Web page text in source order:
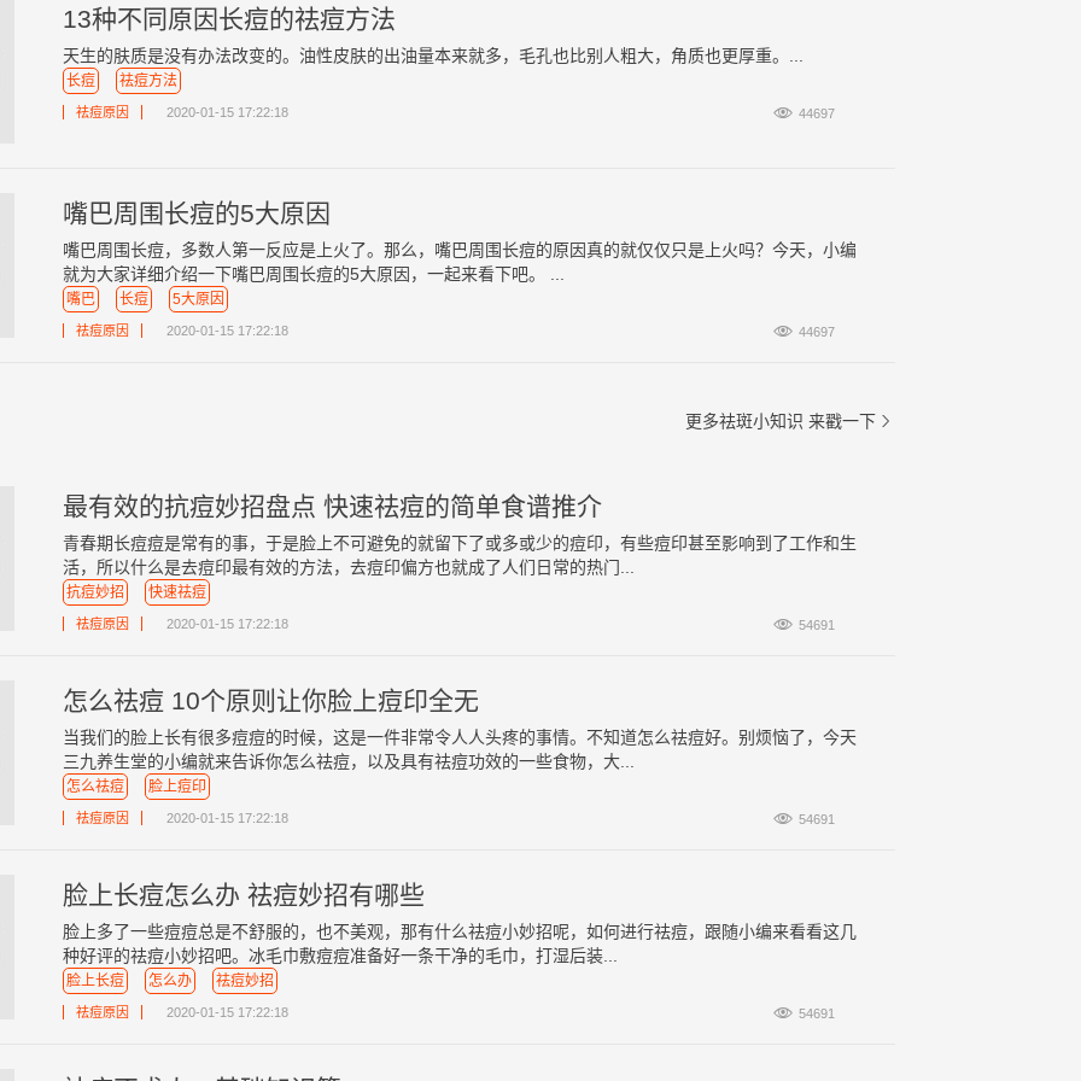
13种不同原因长痘的祛痘方法
天生的肤质是没有办法改变的。油性皮肤的出油量本来就多，毛孔也比别人粗大，角质也更厚重。...
长痘 祛痘方法
 44697
祛痘原因 2020-01-15 17:22:18
嘴巴周围长痘的5大原因
嘴巴周围长痘，多数人第一反应是上火了。那么，嘴巴周围长痘的原因真的就仅仅只是上火吗？今天，小编
就为大家详细介绍一下嘴巴周围长痘的5大原因，一起来看下吧。 ...
嘴巴 长痘 5大原因
 44697
祛痘原因 2020-01-15 17:22:18
更多祛斑小知识 来戳一下 
最有效的抗痘妙招盘点 快速祛痘的简单食谱推介
青春期长痘痘是常有的事，于是脸上不可避免的就留下了或多或少的痘印，有些痘印甚至影响到了工作和生
活，所以什么是去痘印最有效的方法，去痘印偏方也就成了人们日常的热门...
抗痘妙招 快速祛痘
 54691
祛痘原因 2020-01-15 17:22:18
怎么祛痘 10个原则让你脸上痘印全无
当我们的脸上长有很多痘痘的时候，这是一件非常令人人头疼的事情。不知道怎么祛痘好。别烦恼了，今天
三九养生堂的小编就来告诉你怎么祛痘，以及具有祛痘功效的一些食物，大...
怎么祛痘 脸上痘印
 54691
祛痘原因 2020-01-15 17:22:18
脸上长痘怎么办 祛痘妙招有哪些
脸上多了一些痘痘总是不舒服的，也不美观，那有什么祛痘小妙招呢，如何进行祛痘，跟随小编来看看这几
种好评的祛痘小妙招吧。冰毛巾敷痘痘准备好一条干净的毛巾，打湿后装...
脸上长痘 怎么办 祛痘妙招
 54691
祛痘原因 2020-01-15 17:22:18